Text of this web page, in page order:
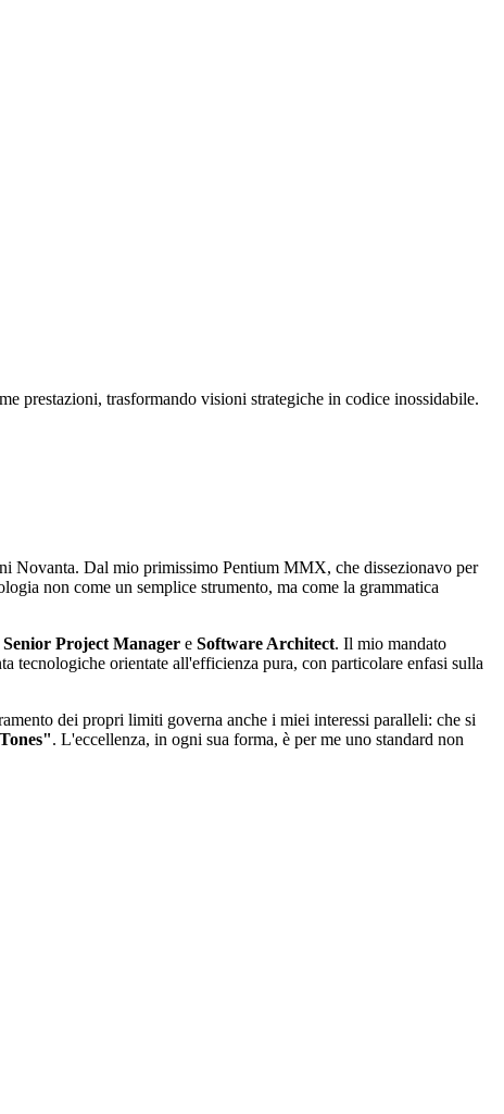
prestazioni, trasformando visioni strategiche in codice inossidabile.
Novanta. Dal mio primissimo Pentium MMX, che dissezionavo per
non come un semplice strumento, ma come la grammatica
Senior Project Manager e Software Architect. Il mio mandato
tecnologiche orientate all'efficienza pura, con particolare enfasi sulla
dei propri limiti governa anche i miei interessi paralleli: che si
. L'eccellenza, in ogni sua forma, è per me uno standard non